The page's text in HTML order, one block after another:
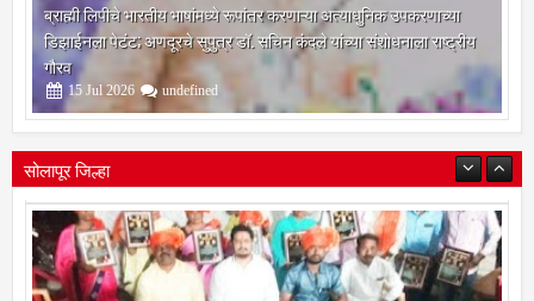
ब्राह्मी लिपीचे भारतीय भाषांमध्ये रूपांतर करणाऱ्या अत्याधुनिक उपकरणाच्या
डिझाईनला पेटंट; अणदूरचे सुपुत्र डॉ. सचिन कंदले यांच्या संशोधनाला राष्ट्रीय
गौरव
15 Jul 2026 undefined
सोलापूर जिल्हा